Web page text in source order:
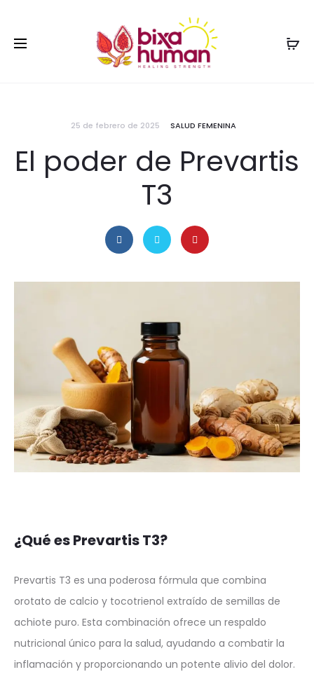
25 de febrero de 2025 SALUD FEMENINA
El poder de Prevartis
T3
¿Qué es Prevartis T3?
Prevartis T3 es una poderosa fórmula que combina
orotato de calcio y tocotrienol extraído de semillas de
achiote puro. Esta combinación ofrece un respaldo
nutricional único para la salud, ayudando a combatir la
inflamación y proporcionando un potente alivio del dolor.